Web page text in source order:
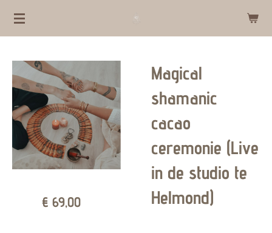
Ga
hoofdinhoud
Magical
shamanic
cacao
ceremonie (Live
in de studio te
Helmond)
€ 69,00